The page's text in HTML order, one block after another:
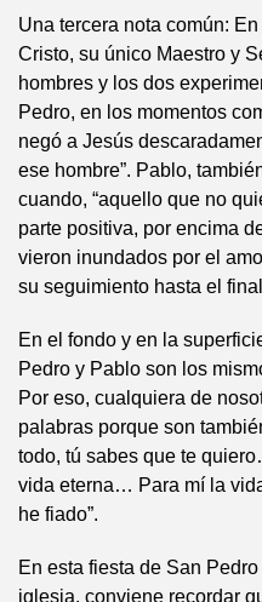
Una tercera nota común:
Cristo, su único Maestro y
hombres y los dos
Pedro, en los momentos
negó a Jesús
ese hombre”. Pablo,
cuando, “aquello que no
parte positiva, por encima
vieron inundados por el
su seguimiento hasta el
En el fondo y en la
Pedro y Pablo son los
Por eso, cualquiera de
palabras porque son
todo, tú sabes que te
vida eterna… Para mí la
he fiado”.
En esta fiesta de San
iglesia, conviene recordar